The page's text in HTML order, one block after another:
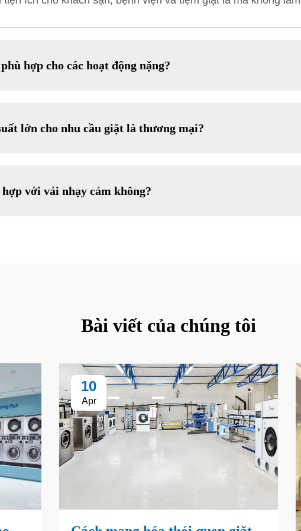
hợp cho các hoạt động nặng?
lớn cho nhu cầu giặt là thương mại?
với vải nhạy cảm không?
Bài viết của chúng tôi
10
Apr